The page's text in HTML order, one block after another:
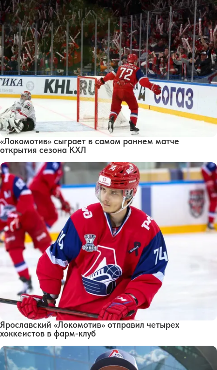
«Локомотив» сыграет в самом раннем матче
открытия сезона КХЛ
Ярославский «Локомотив» отправил четырех
хоккеистов в фарм-клуб